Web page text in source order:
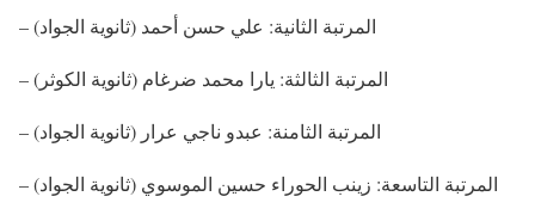
– المرتبة الثانية: علي حسن أحمد (ثانوية الجواد)
– المرتبة الثالثة: يارا محمد ضرغام (ثانوية الكوثر)
– المرتبة الثامنة: عبدو ناجي عرار (ثانوية الجواد)
– المرتبة التاسعة: زينب الحوراء حسين الموسوي (ثانوية الجواد)